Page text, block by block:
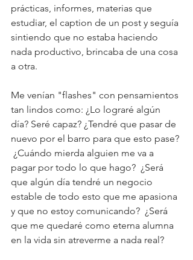
prácticas, informes, materias que
estudiar, el caption de un post y seguía
sintiendo que no estaba haciendo
nada productivo, brincaba de una cosa
a otra.
Me venían "flashes" con pensamientos
tan lindos como: ¿Lo lograré algún
día? Seré capaz? ¿Tendré que pasar de
nuevo por el barro para que esto pase?
¿Cuándo mierda alguien me va a
pagar por todo lo que hago?  ¿Será
que algún día tendré un negocio
estable de todo esto que me apasiona
y que no estoy comunicando?  ¿Será
que me quedaré como eterna alumna
en la vida sin atreverme a nada real?